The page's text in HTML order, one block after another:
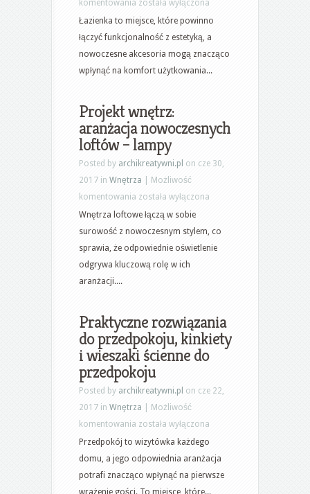
komentowania Wyposażenie
łazienek:
nowoczesne
akcesoria
łazienkowe
została wyłączona
Łazienka to miejsce, które powinno
łączyć funkcjonalność z estetyką, a
nowoczesne akcesoria mogą znacząco
wpłynąć na komfort użytkowania...
Projekt wnętrz:
aranżacja nowoczesnych
loftów – lampy
Posted by archikreatywni.pl on cze 30,
2017 in Wnętrza
Możliwość
komentowania Projekt
wnętrz:
aranżacja
nowoczesnych
loftów
została wyłączona
Wnętrza loftowe łączą w sobie
surowość z nowoczesnym stylem, co
sprawia, że odpowiednie oświetlenie
odgrywa kluczową rolę w ich
aranżacji....
Praktyczne rozwiązania
do przedpokoju, kinkiety
i wieszaki ścienne do
przedpokoju
Posted by archikreatywni.pl on cze 22,
2017 in Wnętrza
Możliwość
komentowania Praktyczne
rozwiązania
do
przedpokoju,
kinkiety
została wyłączona
Przedpokój to wizytówka każdego
domu, a jego odpowiednia aranżacja
potrafi znacząco wpłynąć na pierwsze
wrażenie gości. To miejsce, które...